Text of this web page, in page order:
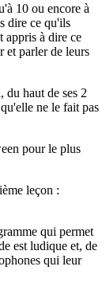
10 ou encore à
dire ce qu'ils
appris à dire ce
et parler de leurs
du haut de ses 2
ne le fait pas
pour le plus
leçon :
qui permet
est ludique et, de
qui leur